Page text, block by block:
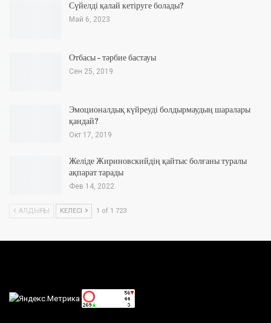
Сүйелді қалай кетіруге болады?
Май 6, 2023
Отбасы – тәрбие бастауы
Сен 25, 2019
Эмоционалдық күйреуді болдырмаудың шаралары
қандай?
Окт 17, 2019
Желіде Жириновскийдің қайтыс болғаны туралы
ақпарат тарады
Фев 14, 2022
АЛДЫҢҒЫ КЕЛЕСІ 1 of 1 723